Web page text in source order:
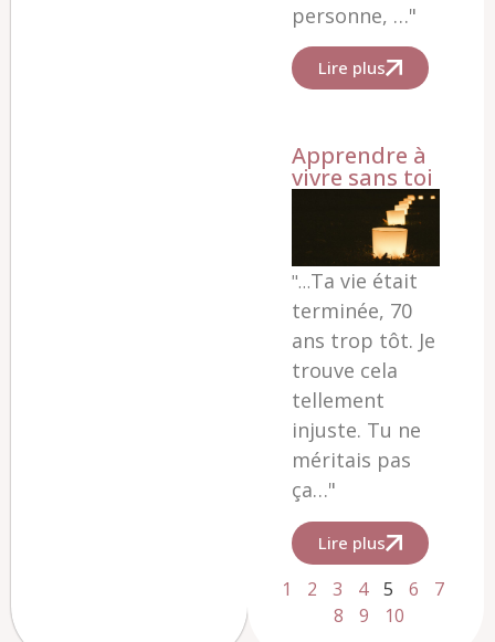
personne, …"
Lire plus
Apprendre à
vivre sans toi
"…Ta vie était
terminée, 70
ans trop tôt. Je
trouve cela
tellement
injuste. Tu ne
méritais pas
ça…"
Lire plus
1 2 3 4 5 6
7
8
9 10